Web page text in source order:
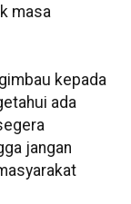
masa
kepada
ada
jangan